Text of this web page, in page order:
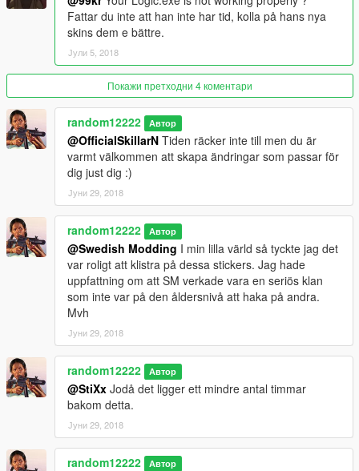
Fattar du inte att han inte har tid, kolla på hans nya
skins dem e bättre.
Јули 5, 2018
Покажи претходни 4 коментари
random12222 Автор
@OfficialSkillarN Tiden räcker inte till men du är
varmt välkommen att skapa ändringar som passar för
dig just dig :)
Јуни 29, 2018
random12222 Автор
@Swedish Modding I min lilla värld så tyckte jag det
var roligt att klistra på dessa stickers. Jag hade
uppfattning om att SM verkade vara en seriös klan
som inte var på den åldersnivå att haka på andra.
Mvh
Јуни 29, 2018
random12222 Автор
@StiXx Jodå det ligger ett mindre antal timmar
bakom detta.
Јуни 29, 2018
random12222 Автор